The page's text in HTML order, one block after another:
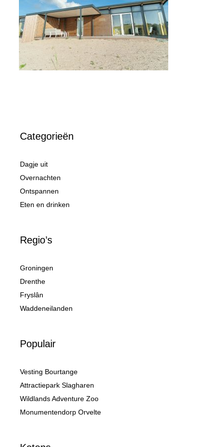
Categorieën
Dagje uit
Overnachten
Ontspannen
Eten en drinken
Regio’s
Groningen
Drenthe
Fryslân
Waddeneilanden
Populair
Vesting Bourtange
Attractiepark Slagharen
Wildlands Adventure Zoo
Monumentendorp Orvelte